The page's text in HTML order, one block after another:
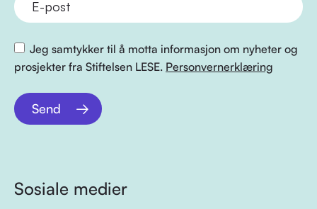
Jeg samtykker til å motta informasjon om nyheter og
prosjekter fra Stiftelsen LESE. Personvernerklæring
Send
Sosiale medier